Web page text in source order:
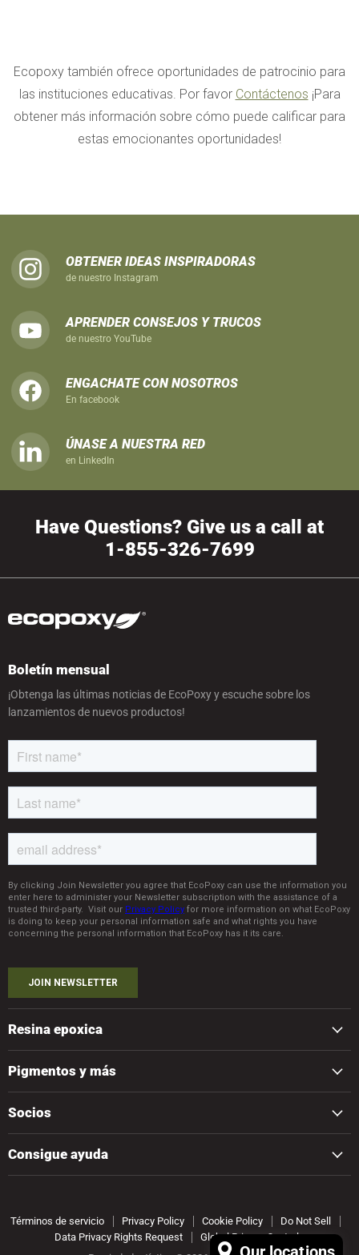
Ecopoxy también ofrece oportunidades de patrocinio para
las instituciones educativas. Por favor Contáctenos ¡Para
obtener más información sobre cómo puede calificar para
estas emocionantes oportunidades!
Encuéntrenos
Instagram
OBTENER IDEAS INSPIRADORAS
de nuestro Instagram
Encuéntrenos
en
YouTube
APRENDER CONSEJOS Y TRUCOS
de nuestro YouTube
Encuéntrenos
en
Facebook
ENGACHATE CON NOSOTROS
En facebook
Encuéntrenos
en
LinkedIn
ÚNASE A NUESTRA RED
en LinkedIn
Have Questions? Give us a call at
1-855-326-7699
Boletín mensual
¡Obtenga las últimas noticias de EcoPoxy y escuche sobre los
lanzamientos de nuevos productos!
Resina epoxica
Pigmentos y más
Socios
Consigue ayuda
Términos de servicio Privacy Policy Cookie Policy
Do Not Sell
Data Privacy Rights Request
Global Privacy Controls